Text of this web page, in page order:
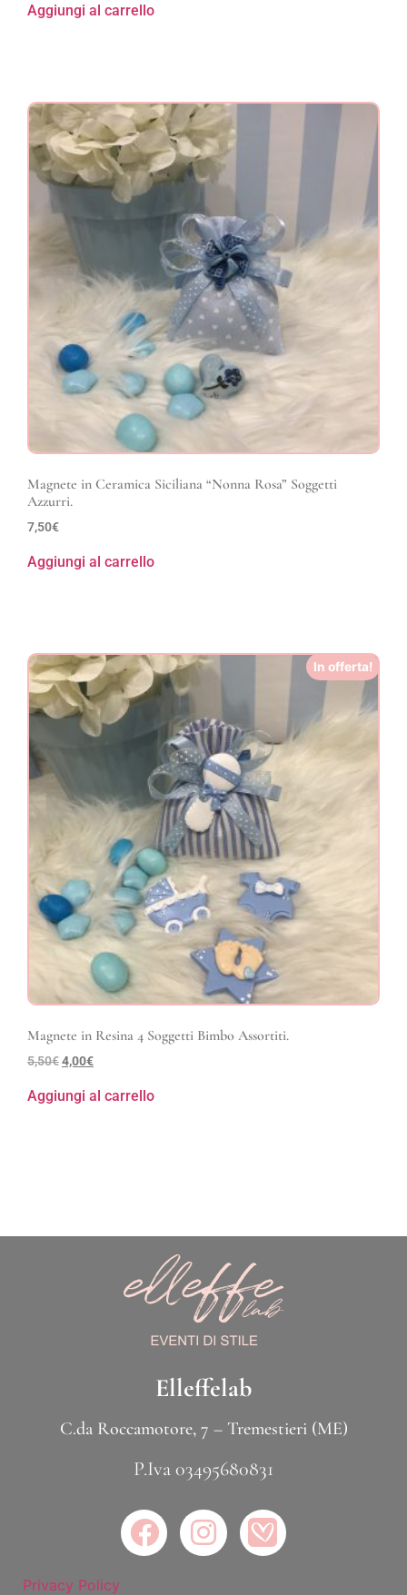
Aggiungi al carrello
Magnete in Ceramica Siciliana “Nonna Rosa” Soggetti
Azzurri.
7,50€
Aggiungi al carrello
In offerta!
Magnete in Resina 4 Soggetti Bimbo Assortiti.
5,50€4,00€
Aggiungi al carrello
Elleffelab
C.da Roccamotore, 7 – Tremestieri (ME)
P.Iva 03495680831
Privacy Policy